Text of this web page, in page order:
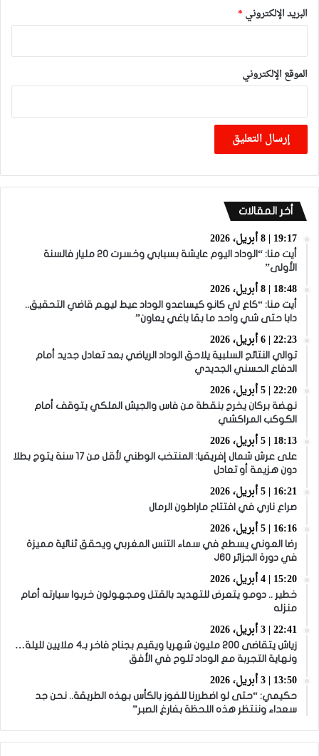
البريد الإلكتروني *
الموقع الإلكتروني
أخر المقالات
19:17 | 8 أبريل، 2026
أيت منا: “الوداد اليوم عايشة بسبابي وخسرت 20 مليار فالسنة
الأولى”
18:48 | 8 أبريل، 2026
أيت منا: “كاع لي كانو كيساعدو الوداد عيط ليهم قاضي التحقيق..
دابا حتى شي واحد ما بقا باغي يعاون”
22:23 | 6 أبريل، 2026
توالي النتائج السلبية يلاحق الوداد الرياضي بعد تعادل جديد أمام
الدفاع الحسني الجديدي
22:20 | 5 أبريل، 2026
نهضة بركان يخرج بنقطة من فاس والجيش الملكي يتوقف أمام
الكوكب المراكشي
18:13 | 5 أبريل، 2026
على عرش شمال إفريقيا: المنتخب الوطني لأقل من 17 سنة يتوج بطلا
دون هزيمة أو تعادل
16:21 | 5 أبريل، 2026
صراع ناري في افتتاح ماراطون الرمال
16:16 | 5 أبريل، 2026
رضا العوني يسطع في سماء التنس المغربي ويحقق ثنائية مميزة
في دورة الجزائر J60
15:20 | 4 أبريل، 2026
خطير .. دومو يتعرض للتهديد بالقتل ومجهولون خربوا سيارته أمام
منزله
22:41 | 3 أبريل، 2026
زياش يتقاضى 200 مليون شهريا ويقيم بجناح فاخر بـ4 ملايين لليلة…
ونهاية التجربة مع الوداد تلوح في الأفق
13:50 | 3 أبريل، 2026
حكيمي: “حتى لو اضطررنا للفوز بالكأس بهذه الطريقة.. نحن جد
سعداء وننتظر هذه اللحظة بفارغ الصبر”